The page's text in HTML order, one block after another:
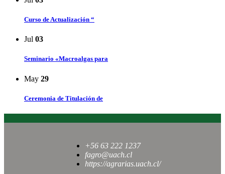
Curso de Actualización “
Jul 03
Seminario «Macroalgas para
May 29
Ceremonia de Titulación de
+56 63 222 1237
fagro@uach.cl
https://agrarias.uach.cl/